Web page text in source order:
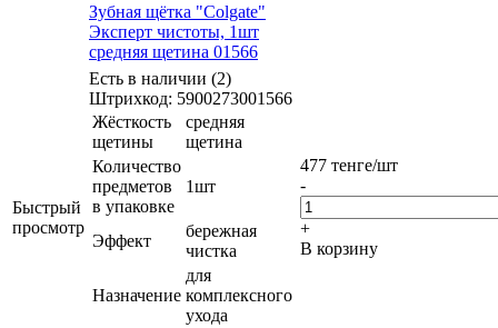
Быстрый
просмотр
Зубная щётка "Colgate"
Эксперт чистоты, 1шт
средняя щетина 01566
Есть в наличии (2)
Штрихкод: 5900273001566
Жёсткость
щетины
средняя
щетина
Количество
предметов
в упаковке
1шт
Эффект
бережная
чистка
Назначение
для
комплексного
ухода
477 тенге/шт
-
+
В корзину